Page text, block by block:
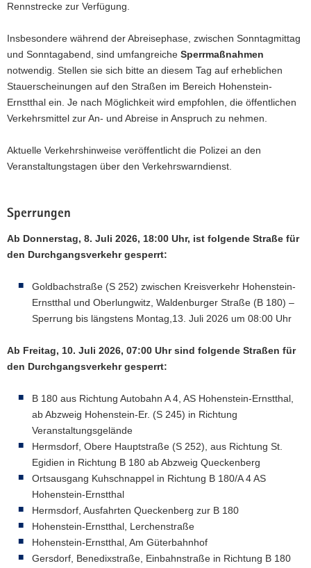
Rennstrecke zur Verfügung.
Insbesondere während der Abreisephase, zwischen Sonntagmittag
und Sonntagabend, sind umfangreiche Sperrmaßnahmen
notwendig. Stellen sie sich bitte an diesem Tag auf erheblichen
Stauerscheinungen auf den Straßen im Bereich Hohenstein-
Ernstthal ein. Je nach Möglichkeit wird empfohlen, die öffentlichen
Verkehrsmittel zur An- und Abreise in Anspruch zu nehmen.
Aktuelle Verkehrshinweise veröffentlicht die Polizei an den
Veranstaltungstagen über den Verkehrswarndienst.
Sperrungen
Ab Donnerstag, 8. Juli 2026, 18:00 Uhr, ist folgende Straße für
den Durchgangsverkehr gesperrt:
Goldbachstraße (S 252) zwischen Kreisverkehr Hohenstein-
Ernstthal und Oberlungwitz, Waldenburger Straße (B 180) –
Sperrung bis längstens Montag,13. Juli 2026 um 08:00 Uhr
Ab Freitag, 10. Juli 2026, 07:00 Uhr sind folgende Straßen für
den Durchgangsverkehr gesperrt:
B 180 aus Richtung Autobahn A 4, AS Hohenstein-Ernstthal,
ab Abzweig Hohenstein-Er. (S 245) in Richtung
Veranstaltungsgelände
Hermsdorf, Obere Hauptstraße (S 252), aus Richtung St.
Egidien in Richtung B 180 ab Abzweig Queckenberg
Ortsausgang Kuhschnappel in Richtung B 180/A 4 AS
Hohenstein-Ernstthal
Hermsdorf, Ausfahrten Queckenberg zur B 180
Hohenstein-Ernstthal, Lerchenstraße
Hohenstein-Ernstthal, Am Güterbahnhof
Gersdorf, Benedixstraße, Einbahnstraße in Richtung B 180